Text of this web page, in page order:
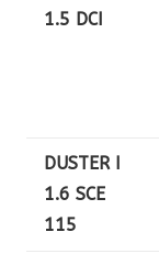
1.5 DCI
DUSTER I
1.6 SCE
115